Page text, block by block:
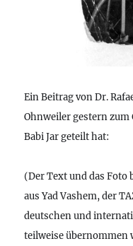
Ein Beitrag von Dr.
Ohnweiler gestern zum
Babi Jar geteilt hat:
(Der Text und das
aus Yad Vashem, der
deutschen und
teilweise übernommen